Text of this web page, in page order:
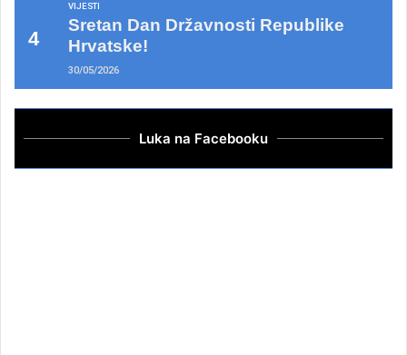
VIJESTI
Sretan Dan Državnosti Republike
Hrvatske!
30/05/2026
Luka na Facebooku